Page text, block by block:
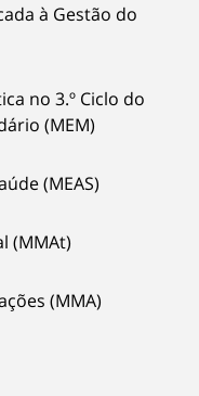
à Gestão do
no 3.º Ciclo do
(MEM)
(MEAS)
(MMAt)
(MMA)